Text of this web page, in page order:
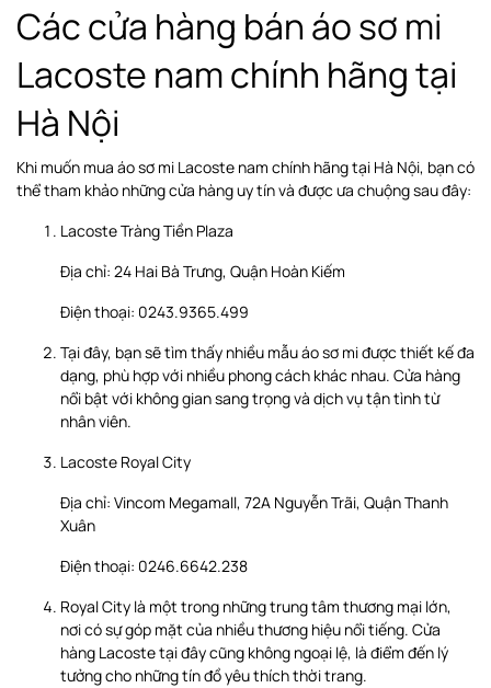
Các cửa hàng bán áo sơ mi
Lacoste nam chính hãng tại
Hà Nội
Khi muốn mua áo sơ mi Lacoste nam chính hãng tại Hà Nội, bạn có
thể tham khảo những cửa hàng uy tín và được ưa chuộng sau đây:
Lacoste Tràng Tiền Plaza
Địa chỉ: 24 Hai Bà Trưng, Quận Hoàn Kiếm
Điện thoại: 0243.9365.499
Tại đây, bạn sẽ tìm thấy nhiều mẫu áo sơ mi được thiết kế đa
dạng, phù hợp với nhiều phong cách khác nhau. Cửa hàng
nổi bật với không gian sang trọng và dịch vụ tận tình từ
nhân viên.
Lacoste Royal City
Địa chỉ: Vincom Megamall, 72A Nguyễn Trãi, Quận Thanh
Xuân
Điện thoại: 0246.6642.238
Royal City là một trong những trung tâm thương mại lớn,
nơi có sự góp mặt của nhiều thương hiệu nổi tiếng. Cửa
hàng Lacoste tại đây cũng không ngoại lệ, là điểm đến lý
tưởng cho những tín đồ yêu thích thời trang.